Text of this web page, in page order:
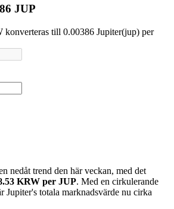
som säkerhet
JUP
till 0.00386 Jupiter(jup) per
nedåt trend den här veckan, med det
KRW per JUP. Med en cirkulerande
Jupiter's totala marknadsvärde nu cirka